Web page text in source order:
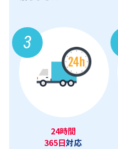
3
24時間
365日対応